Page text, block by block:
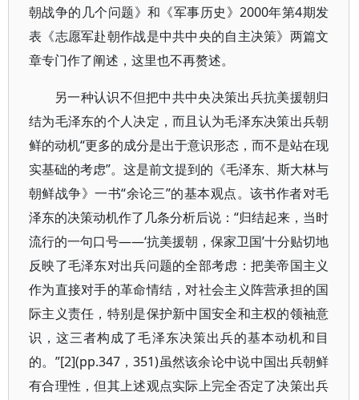
朝战争的几个问题》和《军事历史》2000年第4期发
表《志愿军赴朝作战是中共中央的自主决策》两篇文
章专门作了阐述，这里也不再赘述。
另一种认识不但把中共中央决策出兵抗美援朝归
结为毛泽东的个人决定，而且认为毛泽东决策出兵朝
鲜的动机“更多的成分是出于意识形态，而不是站在现
实基础的考虑”。这是前文提到的《毛泽东、斯大林与
朝鲜战争》一书“余论三”的基本观点。该书作者对毛
泽东的决策动机作了几条分析后说：“归结起来，当时
流行的一句口号——‘抗美援朝，保家卫国’十分贴切地
反映了毛泽东对出兵问题的全部考虑：把美帝国主义
作为直接对手的革命情结，对社会主义阵营承担的国
际主义责任，特别是保护新中国安全和主权的领袖意
识，这三者构成了毛泽东决策出兵的基本动机和目
的。”[2](pp.347，351)虽然该余论中说中国出兵朝鲜
有合理性，但其上述观点实际上完全否定了决策出兵